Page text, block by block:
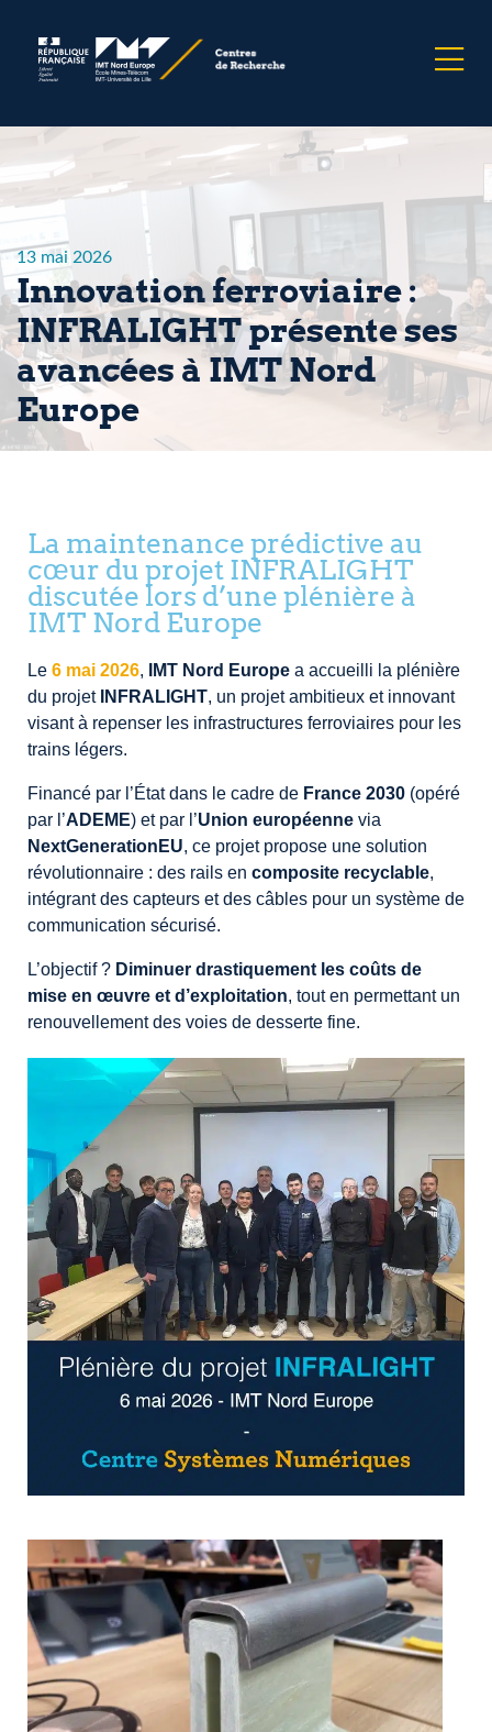
13 mai 2026
Innovation ferroviaire :
INFRALIGHT présente ses
avancées à IMT Nord
Europe
La maintenance prédictive au
cœur du projet INFRALIGHT
discutée lors d’une plénière à
IMT Nord Europe
Le 6 mai 2026, IMT Nord Europe a accueilli la plénière
du projet INFRALIGHT, un projet ambitieux et innovant
visant à repenser les infrastructures ferroviaires pour les
trains légers.
Financé par l’État dans le cadre de France 2030 (opéré
par l’ADEME) et par l’Union européenne via
NextGenerationEU, ce projet propose une solution
révolutionnaire : des rails en composite recyclable,
intégrant des capteurs et des câbles pour un système de
communication sécurisé.
L’objectif ? Diminuer drastiquement les coûts de
mise en œuvre et d’exploitation, tout en permettant un
renouvellement des voies de desserte fine.